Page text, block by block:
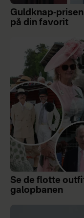
Guldknap-
på din favorit
Se de flotte
galopbanen